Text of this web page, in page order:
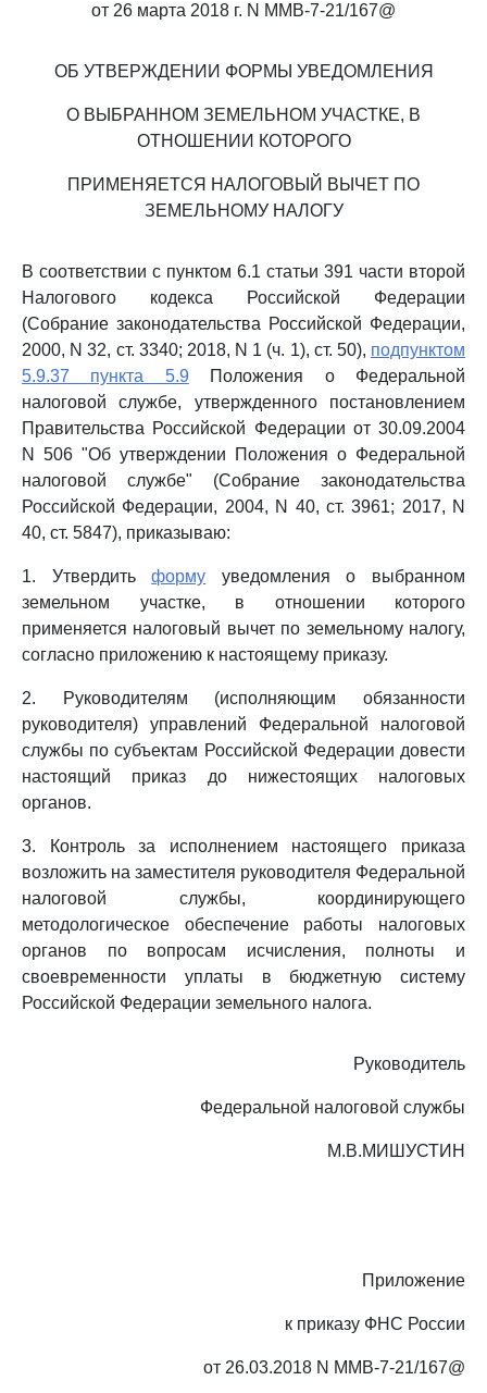
от 26 марта 2018 г. N ММВ-7-21/167@
ОБ УТВЕРЖДЕНИИ ФОРМЫ УВЕДОМЛЕНИЯ
О ВЫБРАННОМ ЗЕМЕЛЬНОМ УЧАСТКЕ, В
ОТНОШЕНИИ КОТОРОГО
ПРИМЕНЯЕТСЯ НАЛОГОВЫЙ ВЫЧЕТ ПО
ЗЕМЕЛЬНОМУ НАЛОГУ
В соответствии с пунктом 6.1 статьи 391 части второй
Налогового кодекса Российской Федерации
(Собрание законодательства Российской Федерации,
2000, N 32, ст. 3340; 2018, N 1 (ч. 1), ст. 50), подпунктом
5.9.37 пункта 5.9 Положения о Федеральной
налоговой службе, утвержденного постановлением
Правительства Российской Федерации от 30.09.2004
N 506 "Об утверждении Положения о Федеральной
налоговой службе" (Собрание законодательства
Российской Федерации, 2004, N 40, ст. 3961; 2017, N
40, ст. 5847), приказываю:
1. Утвердитьформу уведомления о выбранном
земельном участке, в отношении которого
применяется налоговый вычет по земельному налогу,
согласно приложению к настоящему приказу.
2. Руководителям (исполняющим обязанности
руководителя) управлений Федеральной налоговой
службы по субъектам Российской Федерации довести
настоящий приказ до нижестоящих налоговых
органов.
3. Контроль за исполнением настоящего приказа
возложить на заместителя руководителя Федеральной
налоговой службы, координирующего
методологическое обеспечение работы налоговых
органов по вопросам исчисления, полноты и
своевременности уплаты в бюджетную систему
Российской Федерации земельного налога.
Руководитель
Федеральной налоговой службы
М.В.МИШУСТИН
Приложение
к приказу ФНС России
от 26.03.2018 N ММВ-7-21/167@